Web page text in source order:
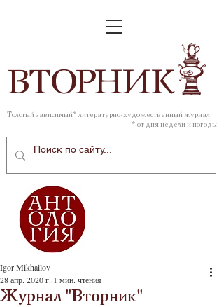
ВТОРНИК
Толстый зависимый* литературно-художественный журнал
* от дня недели и погоды
Журнал "Вторник"
Igor Mikhailov
28 апр. 2020 г. 1 мин. чтения